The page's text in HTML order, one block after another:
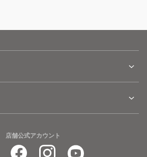
店舗公式アカウント